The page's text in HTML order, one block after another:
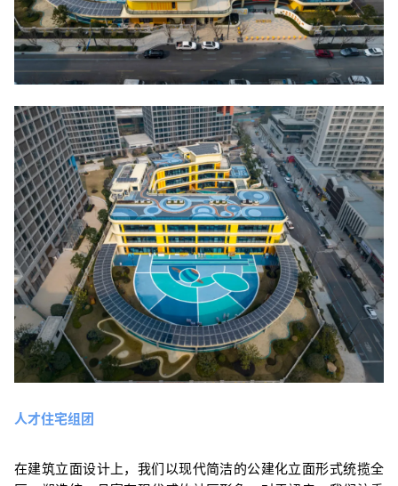
人才住宅组团
在建筑立面设计上，我们以现代简洁的公建化立面形式统揽全